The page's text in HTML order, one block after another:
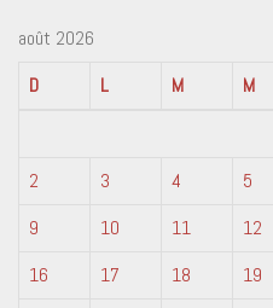
août 2026
D
L M M
2
3 4 5
9
10 11 12
16
17 18 19